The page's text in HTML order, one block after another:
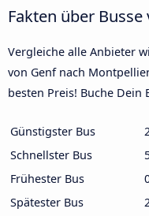
Fakten über
Vergleiche alle Anbieter
von Genf nach
besten Preis! Buche Dein
Günstigster Bus
Schnellster Bus
Frühester Bus
Spätester Bus